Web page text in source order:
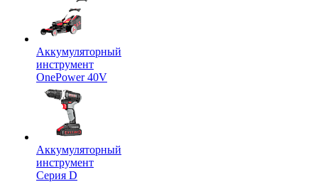
Аккумуляторный
инструмент
OnePower 40V
Аккумуляторный
инструмент
Серия D